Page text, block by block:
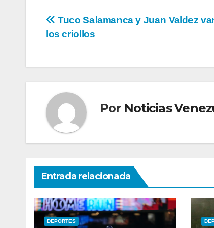
Navegación
entradas
Tuco Salamanca y Juan Valdez
los criollos
Por Noticias
Entrada relacionada
DEPORTES